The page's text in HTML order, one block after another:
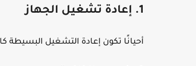
1. إعادة تشغيل الجهاز
أحيانًا تكون إعادة التشغيل